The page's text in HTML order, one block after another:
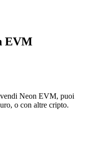
EVM
Neon EVM, puoi
o con altre cripto.